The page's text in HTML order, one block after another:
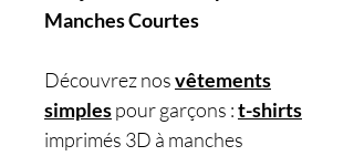
Manches Courtes
Découvrez nosvêtements
simplespour garçons :t-shirts
imprimés 3D à manches